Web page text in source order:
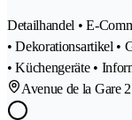
Detailhandel • E-
• Dekorationsartikel •
• Küchengeräte •
Avenue de la Gare